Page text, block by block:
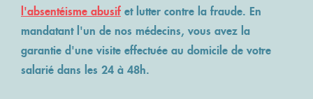
l'absentéisme abusif et lutter contre la fraude. En
mandatant l'un de nos médecins, vous avez la
garantie d'une visite effectuée au domicile de votre
salarié dans les 24 à 48h.